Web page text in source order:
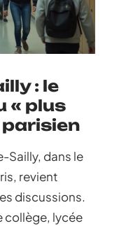
: le
« plus
parisien
Sailly, dans le
revient
discussions.
collège, lycée